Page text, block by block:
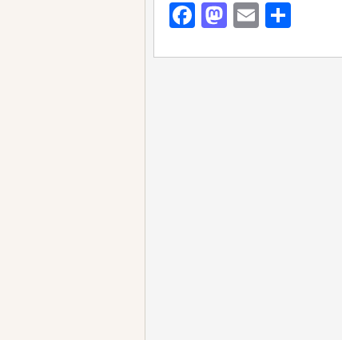
Facebook
Mastodon
Email